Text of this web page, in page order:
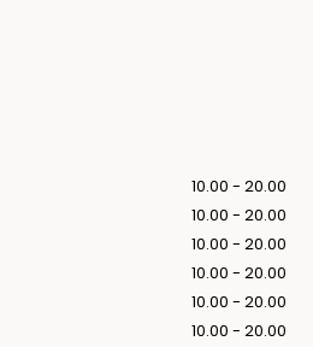
10.00 - 20.00
10.00 - 20.00
10.00 - 20.00
10.00 - 20.00
10.00 - 20.00
10.00 - 20.00